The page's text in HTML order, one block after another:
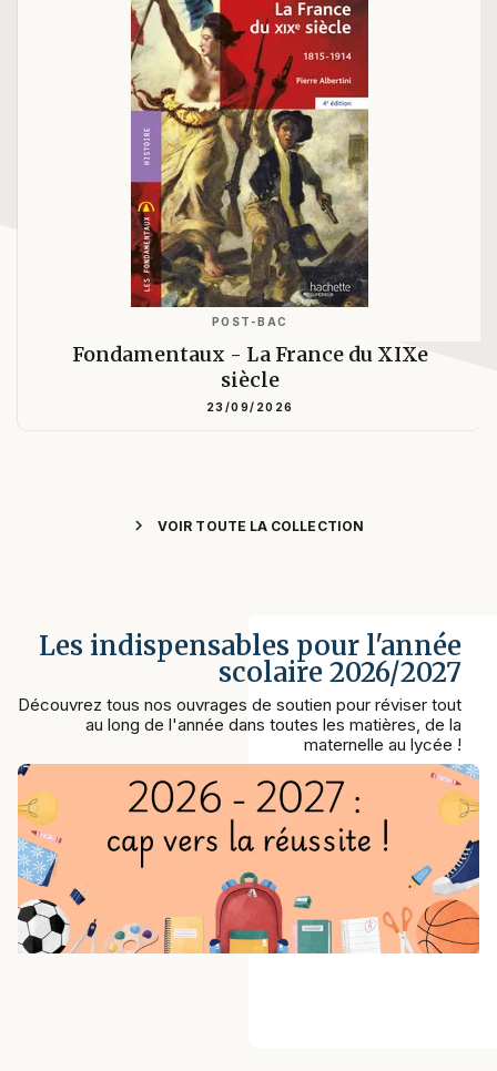
POST-BAC
Fondamentaux - La France du XIXe
siècle
23/09/2026
chevron_right VOIR TOUTE LA COLLECTION
Les indispensables pour l'année
scolaire 2026/2027
Découvrez tous nos ouvrages de soutien pour réviser tout
au long de l'année dans toutes les matières, de la
maternelle au lycée !